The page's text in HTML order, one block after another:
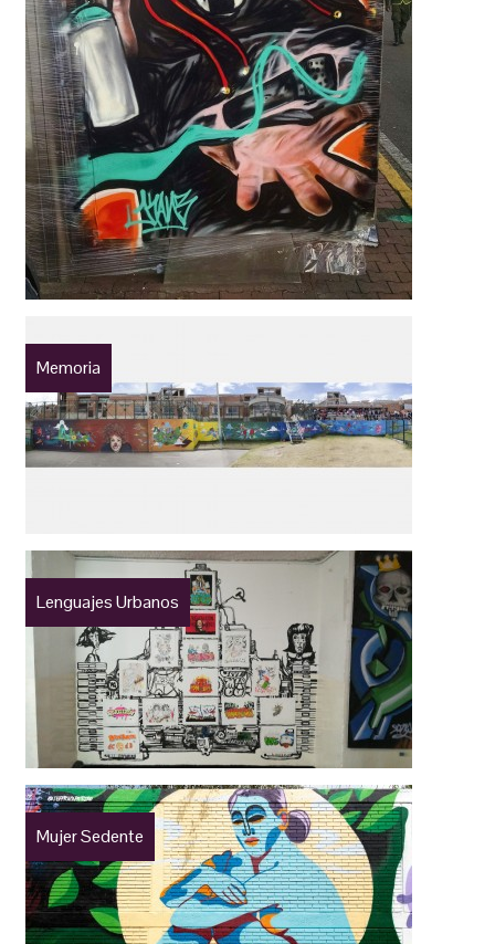
Memoria
Lenguajes Urbanos
Mujer Sedente